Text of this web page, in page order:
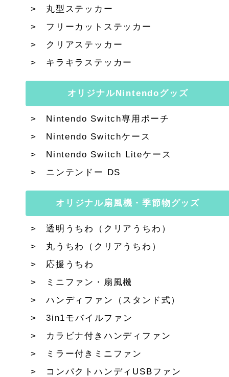
丸型ステッカー
フリーカットステッカー
クリアステッカー
キラキラステッカー
オリジナルNintendoグッズ
Nintendo Switch専用ポーチ
Nintendo Switchケース
Nintendo Switch Liteケース
ニンテンドー DS
オリジナル扇風機・季節物グッズ
透明うちわ（クリアうちわ）
丸うちわ（クリアうちわ）
応援うちわ
ミニファン・扇風機
ハンディファン（スタンド式）
3in1モバイルファン
カラビナ付きハンディファン
ミラー付きミニファン
コンパクトハンディUSBファン